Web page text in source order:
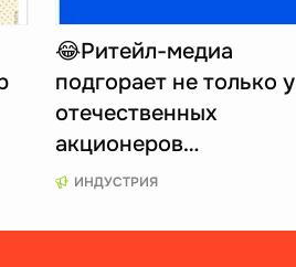
😂Ритейл-медиа
подгорает не только у
отечественных
акционеров…
ИНДУСТРИЯ